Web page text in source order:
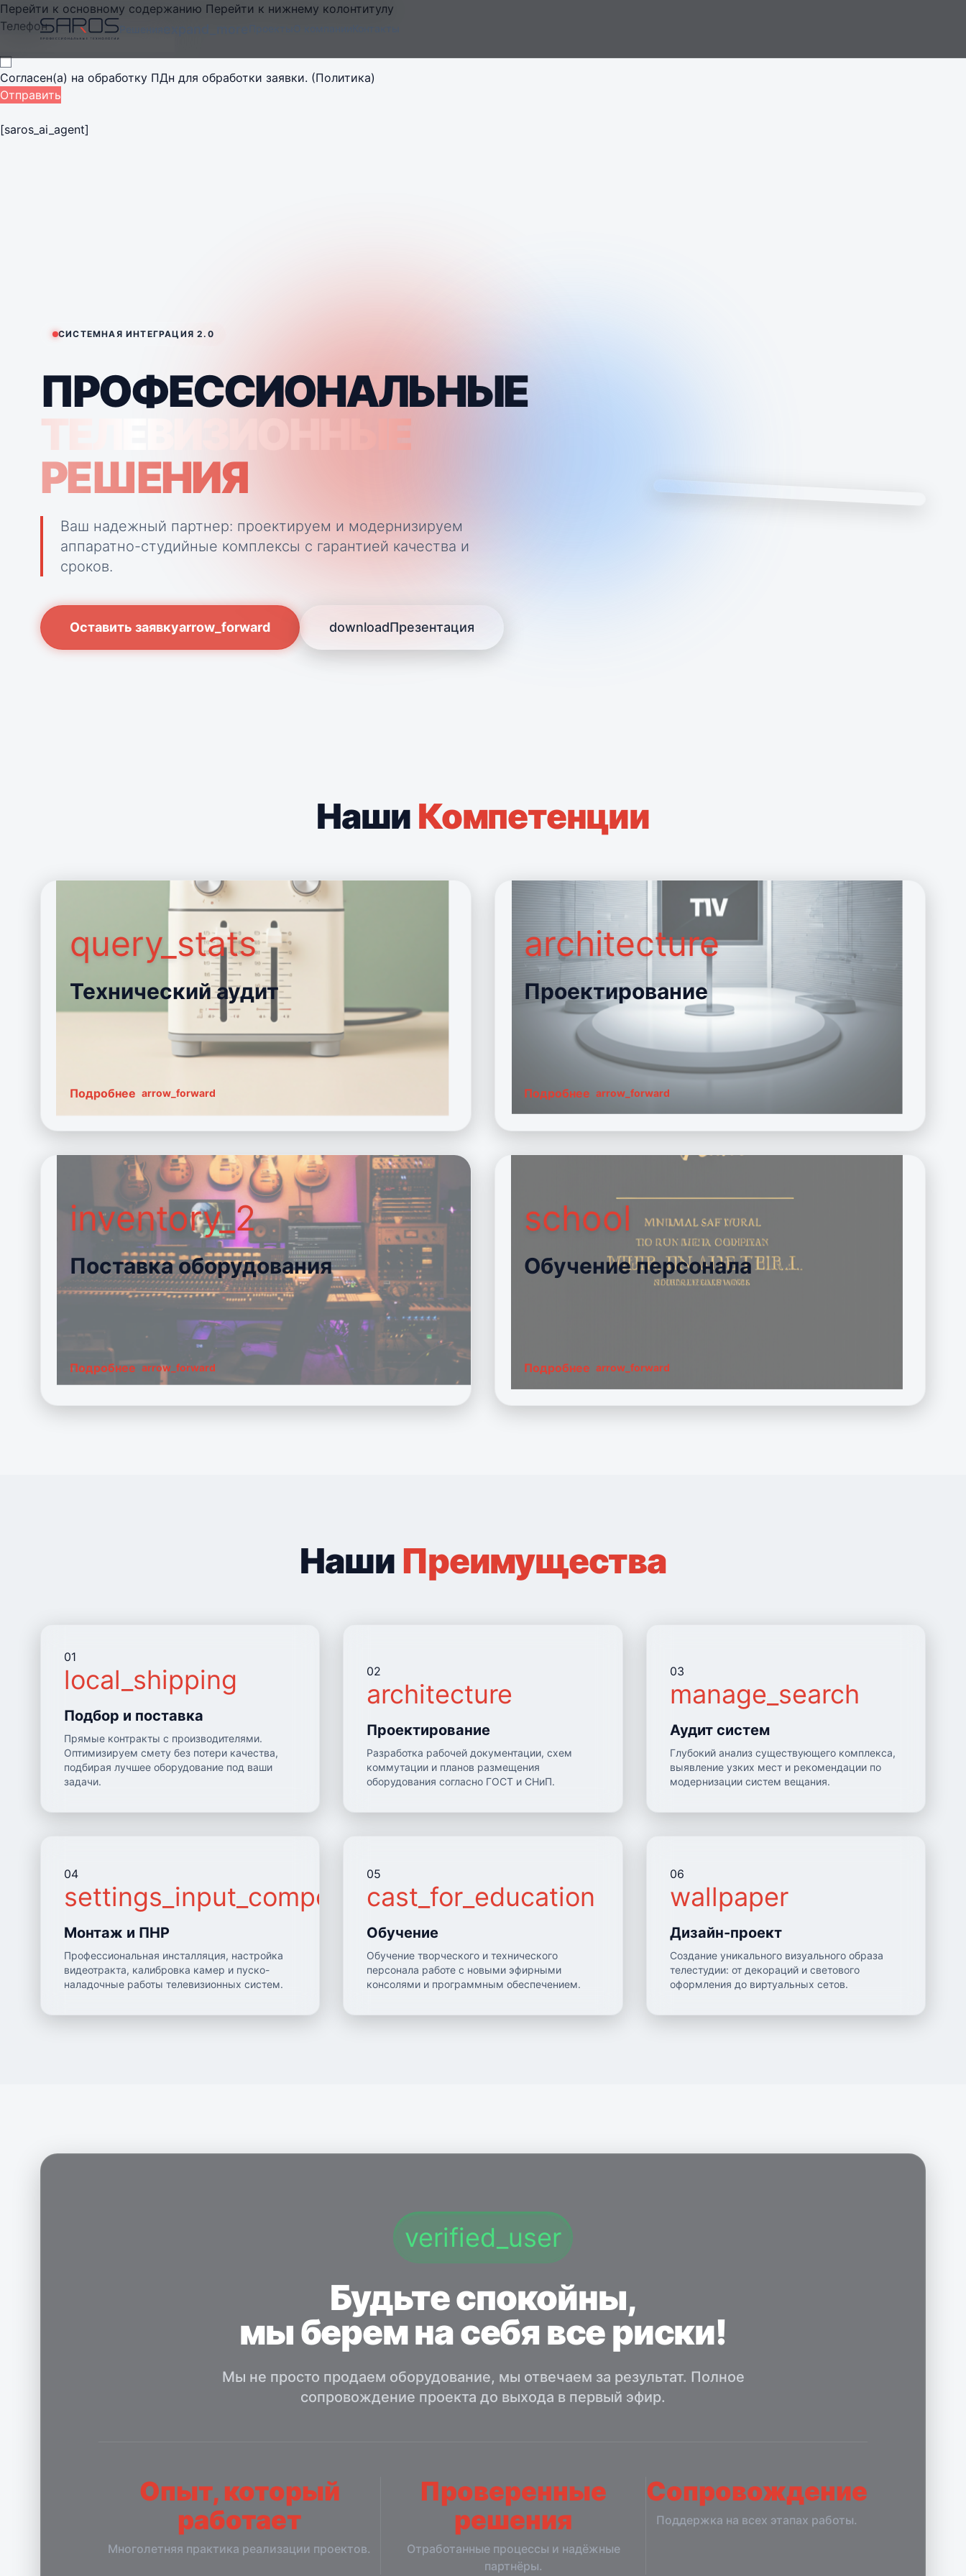
Перейти к основному содержанию Перейти к нижнему колонтитулу
Телефон
Согласен(а) на обработку ПДн для обработки заявки. (Политика)
Отправить
[saros_ai_agent]
ПРОФЕССИОНАЛЬНЫЕ
ТЕЛЕВИЗИОННЫЕ
РЕШЕНИЯ
Ваш надежный партнер: проектируем и модернизируем
аппаратно-студийные комплексы с гарантией качества и
сроков.
Оставить заявкуarrow_forward downloadПрезентация
Наши Компетенции
query_stats
Технический аудит
Подробнее arrow_forward
architecture
Проектирование
Подробнее arrow_forward
inventory_2
Поставка оборудования
Подробнее arrow_forward
school
Обучение персонала
Подробнее arrow_forward
Наши Преимущества
01
local_shipping
Подбор и поставка
Прямые контракты с производителями.
Оптимизируем смету без потери качества,
подбирая лучшее оборудование под ваши
задачи.
02
architecture
Проектирование
Разработка рабочей документации, схем
коммутации и планов размещения
оборудования согласно ГОСТ и СНиП.
03
manage_search
Аудит систем
Глубокий анализ существующего комплекса,
выявление узких мест и рекомендации по
модернизации систем вещания.
04
settings_input_component
Монтаж и ПНР
Профессиональная инсталляция, настройка
видеотракта, калибровка камер и пуско-
наладочные работы телевизионных систем.
05
cast_for_education
Обучение
Обучение творческого и технического
персонала работе с новыми эфирными
консолями и программным обеспечением.
06
wallpaper
Дизайн-проект
Создание уникального визуального образа
телестудии: от декораций и светового
оформления до виртуальных сетов.
verified_user
Будьте спокойны,
мы берем на себя все риски!
Мы не просто продаем оборудование, мы отвечаем за результат. Полное
сопровождение проекта до выхода в первый эфир.
Опыт, который
работает
Многолетняя практика реализации проектов.
Проверенные
решения
Отработанные процессы и надёжные
партнёры.
Сопровождение
Поддержка на всех этапах работы.